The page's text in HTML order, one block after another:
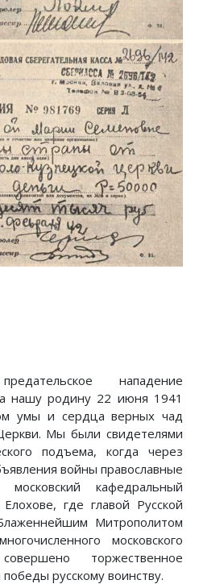
нападение
нашу родину 22 июня 1941
умы и сердца верных чад
Мы были свидетелями
подъема, когда через
войны православные
московский кафедральный
где главой Русской
Митрополитом
московского
торжественное
русскому воинству.